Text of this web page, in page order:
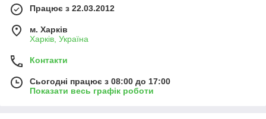
Працює з 22.03.2012
м. Харків
Харків, Україна
Контакти
Сьогодні працює з 08:00 до 17:00
Показати весь графік роботи